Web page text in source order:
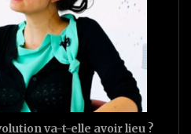
va-t-elle avoir lieu ?